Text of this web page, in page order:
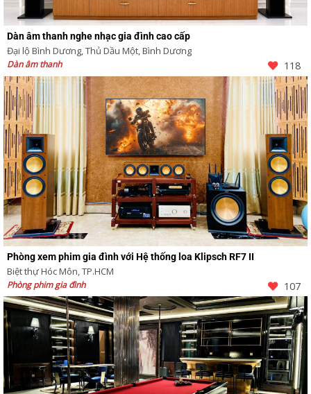
Dàn âm thanh nghe nhạc gia đình cao cấp
Đại lộ Bình Dương, Thủ Dầu Một, Bình Dương
Dàn âm thanh 118
Phòng xem phim gia đình với Hệ thống loa Klipsch RF7 II
Biệt thự Hóc Môn, TP.HCM
Phòng phim gia đình 107